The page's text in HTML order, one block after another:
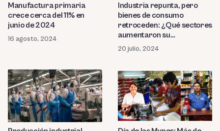
Manufactura primaria
crece cerca del 11% en
junio de 2024
16 agosto, 2024
Industria repunta, pero
bienes de consumo
retroceden: ¿Qué sectores
aumentaron su
producción?
20 julio, 2024